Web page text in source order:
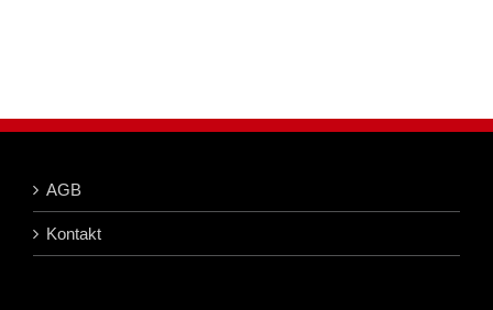
AGB
Kontakt